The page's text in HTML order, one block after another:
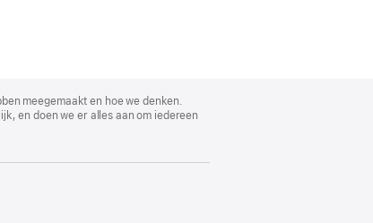
meegemaakt en hoe we denken.
en doen we er alles aan om iedereen